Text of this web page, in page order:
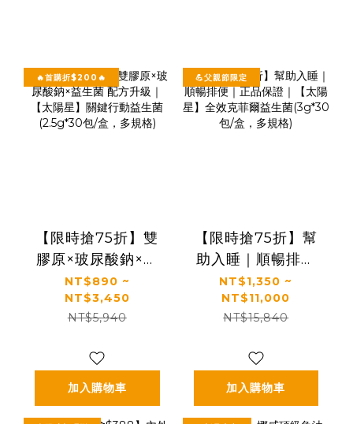
🔥首購折$200🔥
【限時搶75折】雙
膠原×玻尿酸鈉×益
生菌 配方升級｜
【太陽星】關鍵行
動益生菌(2.5g*30
NT$890 ~
NT$3,450
NT$5,940
加入購物車
💪父親節限定
【限時搶75折】幫
助入睡｜順暢排便
｜正品保證｜【太
陽星】全效克菲爾
益生菌(3g*30包/
NT$1,350 ~
NT$11,000
NT$15,840
加入購物車